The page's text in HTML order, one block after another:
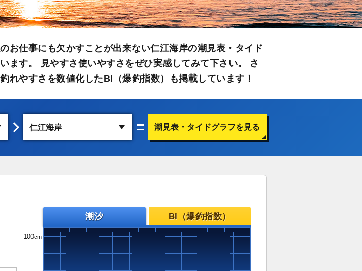
お仕事にも欠かすことが出来ない仁江海岸の潮見表・タイド
ます。 見やすさ使いやすさをぜひ実感してみて下さい。 さ
れやすさを数値化したBI（爆釣指数）も掲載しています！
潮見表・タイドグラフを見る
潮汐 BI（爆釣指数）
100